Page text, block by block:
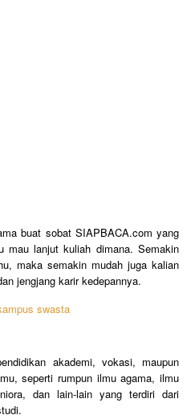
buat sobat SIAPBACA.com yang
mau lanjut kuliah dimana. Semakin
maka semakin mudah juga kalian
jengjang karir kedepannya.
swasta
akademi, vokasi, maupun
seperti rumpun ilmu agama, ilmu
dan lain-lain yang terdiri dari